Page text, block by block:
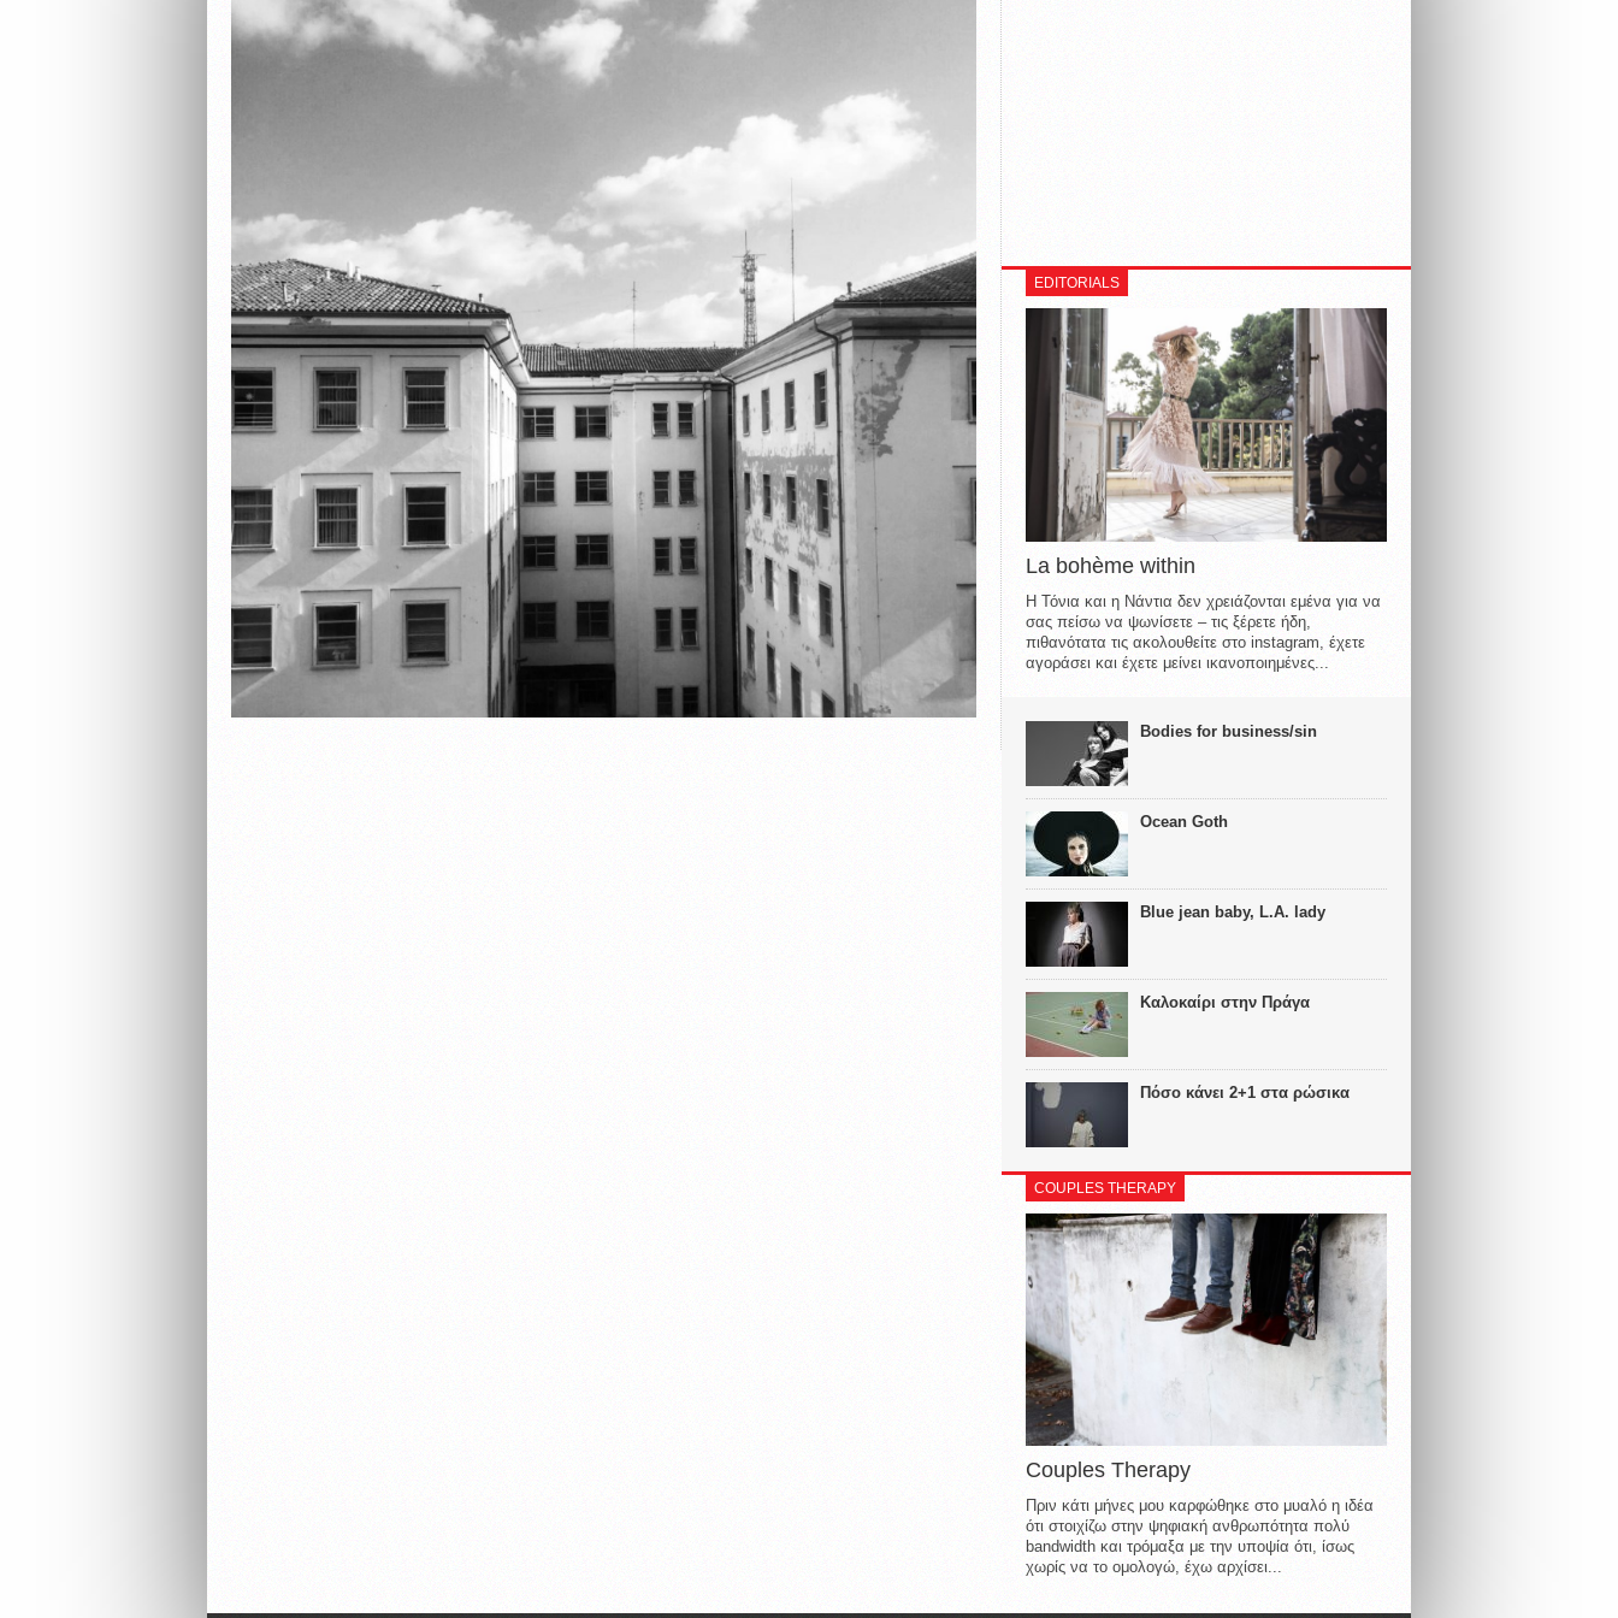
EDITORIALS
La bohème within
Η Τόνια και η Νάντια δεν χρειάζονται εμένα για να
σας πείσω να ψωνίσετε – τις ξέρετε ήδη,
πιθανότατα τις ακολουθείτε στο instagram, έχετε
αγοράσει και έχετε μείνει ικανοποιημένες...
Bodies for business/sin
Ocean Goth
Blue jean baby, L.A. lady
Καλοκαίρι στην Πράγα
Πόσο κάνει 2+1 στα ρώσικα
COUPLES THERAPY
Couples Therapy
Πριν κάτι μήνες μου καρφώθηκε στο μυαλό η ιδέα
ότι στοιχίζω στην ψηφιακή ανθρωπότητα πολύ
bandwidth και τρόμαξα με την υποψία ότι, ίσως
χωρίς να το ομολογώ, έχω αρχίσει...